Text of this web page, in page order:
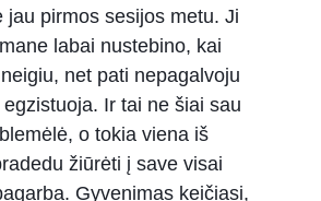
jau pirmos sesijos metu. Ji
labai nustebino, kai
net pati nepagalvoju
Ir tai ne šiai sau
o tokia viena iš
žiūrėti į save visai
Gyvenimas keičiasi,